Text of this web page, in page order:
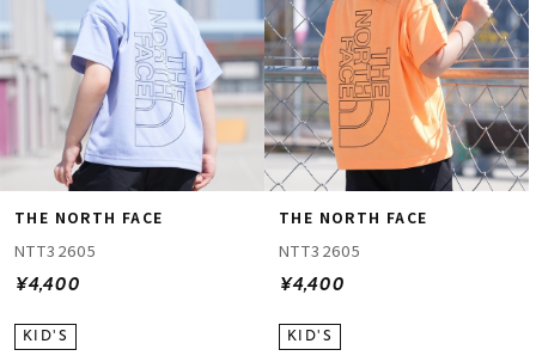
THE NORTH FACE
NTT32605
¥4,400
THE NORTH FACE
NTT32605
¥4,400